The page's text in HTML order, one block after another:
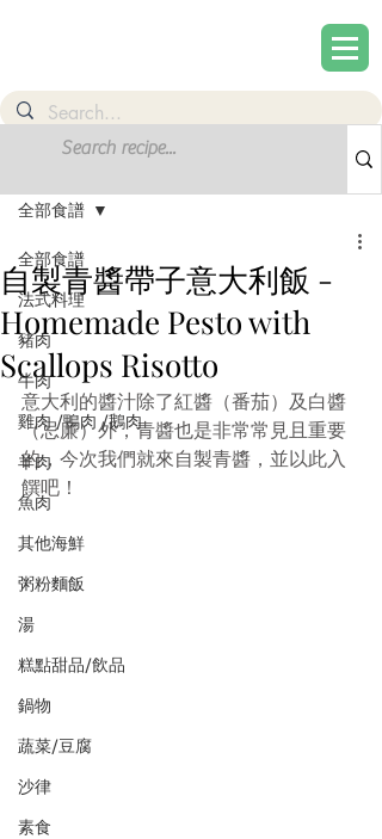
註冊
全部食譜
法式料理
豬肉
牛肉
雞肉 /鴨肉 /鵝肉
羊肉
魚肉
其他海鮮
粥粉麵飯
湯
糕點甜品/飲品
鍋物
蔬菜/豆腐
沙律
素食
全部食譜
自製青醬帶子意大利飯 -
Homemade Pesto with
Scallops Risotto
意大利的醬汁除了紅醬（番茄）及白醬
（忌廉）外，青醬也是非常常見且重要
的，今次我們就來自製青醬，並以此入
饌吧！